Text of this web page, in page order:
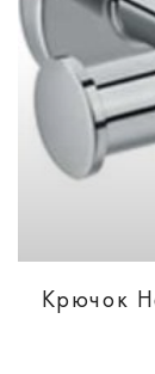
Крючок